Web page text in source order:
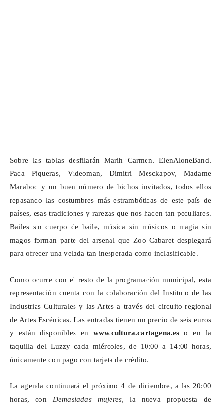
Sobre las tablas desfilaránMarih Carmen,ElenAloneBand,
Paca Piqueras,Videoman, DimitriMesckapov, Madame
Maraboo y un buen número de bichos invitados, todos ellos
repasando las costumbres más estrambóticas de este país de
países, esas tradiciones y rarezas que nos hacen tan peculiares.
Bailes sin cuerpo de baile, música sin músicos o magia sin
magos forman parte del arsenal que Zoo Cabaret desplegará
para ofrecer una velada tan inesperada como inclasificable.
Como ocurre con el resto de la programación municipal, esta
representación cuenta con la colaboración del Instituto de las
Industrias Culturales y las Artes a través del circuito regional
de Artes Escénicas. Las entradas tienen un precio de seis euros
y están disponibles en www.cultura.cartagena.es o en la
taquilla del Luzzy cada miércoles, de 10:00 a 14:00 horas,
únicamente con pago con tarjeta de crédito.
La agenda continuará el próximo 4 de diciembre, a las 20:00
horas, con Demasiadas mujeres, la nueva propuesta de